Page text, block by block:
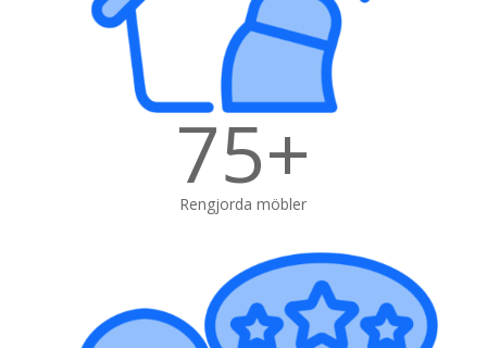
75+
Rengjorda möbler